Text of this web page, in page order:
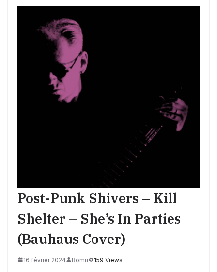
Post-Punk Shivers – Kill
Shelter – She’s In Parties
(Bauhaus Cover)
16 février 2024 Romu 159 Views